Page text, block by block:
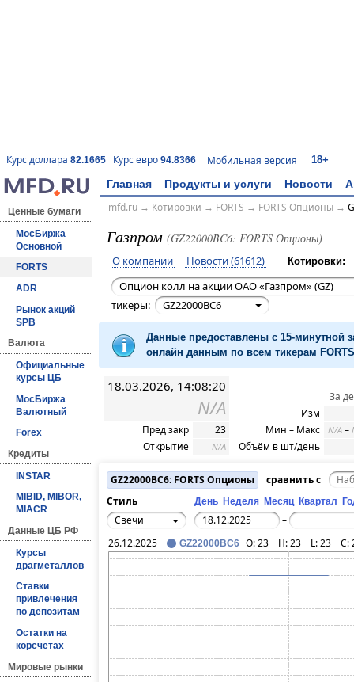
Курс доллара 82.1665 Курс евро 94.8366 Мобильная версия 18+
Главная Продукты и услуги Новости
Ценные бумаги
МосБиржа
Основной
FORTS
ADR
Рынок акций
SPB
Валюта
Официальные
курсы ЦБ
МосБиржа
Валютный
Forex
Кредиты
INSTAR
MIBID, MIBOR,
MIACR
Данные ЦБ РФ
Курсы
драгметаллов
Ставки
привлечения
по депозитам
Остатки на
корсчетах
Мировые рынки
mfd.ru→ Котировки → FORTS → FORTS Опционы→
Газпром (GZ22000BC6: FORTS Опционы)
О компании Новости (61612) Котировки:
Опцион колл на акции ОАО «Газпром» (GZ)
тикеры:
GZ22000BC6
Данные предоставлены с 15-минутной
онлайн данным по всем тикерам
18.03.2026, 14:08:20
N/A
Пред закр
23
Открытие
N/A
За
Изм
Мин – Макс
N/A –
Объём в шт/день
GZ22000BC6: FORTS Опционы
сравнить с
Стиль
День Неделя Месяц Квартал
Свечи –
26.12.2025 GZ22000BC6 O:23 H:23 L:23 C: